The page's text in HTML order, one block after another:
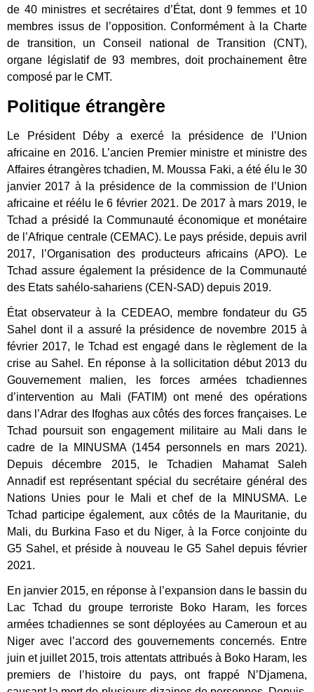
de 40 ministres et secrétaires d’État, dont 9 femmes et 10
membres issus de l’opposition. Conformément à la Charte
de transition, un Conseil national de Transition (CNT),
organe législatif de 93 membres, doit prochainement être
composé par le CMT.
Politique étrangère
Le Président Déby a exercé la présidence de l’Union
africaine en 2016. L’ancien Premier ministre et ministre des
Affaires étrangères tchadien, M. Moussa Faki, a été élu le 30
janvier 2017 à la présidence de la commission de l’Union
africaine et réélu le 6 février 2021. De 2017 à mars 2019, le
Tchad a présidé la Communauté économique et monétaire
de l’Afrique centrale (CEMAC). Le pays préside, depuis avril
2017, l’Organisation des producteurs africains (APO). Le
Tchad assure également la présidence de la Communauté
des Etats sahélo-sahariens (CEN-SAD) depuis 2019.
État observateur à la CEDEAO, membre fondateur du G5
Sahel dont il a assuré la présidence de novembre 2015 à
février 2017, le Tchad est engagé dans le règlement de la
crise au Sahel. En réponse à la sollicitation début 2013 du
Gouvernement malien, les forces armées tchadiennes
d’intervention au Mali (FATIM) ont mené des opérations
dans l’Adrar des Ifoghas aux côtés des forces françaises. Le
Tchad poursuit son engagement militaire au Mali dans le
cadre de la MINUSMA (1454 personnels en mars 2021).
Depuis décembre 2015, le Tchadien Mahamat Saleh
Annadif est représentant spécial du secrétaire général des
Nations Unies pour le Mali et chef de la MINUSMA. Le
Tchad participe également, aux côtés de la Mauritanie, du
Mali, du Burkina Faso et du Niger, à la Force conjointe du
G5 Sahel, et préside à nouveau le G5 Sahel depuis février
2021.
En janvier 2015, en réponse à l’expansion dans le bassin du
Lac Tchad du groupe terroriste Boko Haram, les forces
armées tchadiennes se sont déployées au Cameroun et au
Niger avec l’accord des gouvernements concernés. Entre
juin et juillet 2015, trois attentats attribués à Boko Haram, les
premiers de l’histoire du pays, ont frappé N’Djamena,